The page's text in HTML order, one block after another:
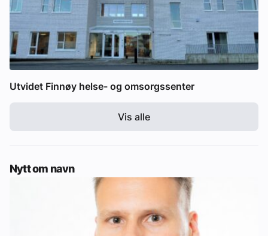
Utvidet Finnøy helse- og omsorgssenter
Vis alle
Nytt om navn